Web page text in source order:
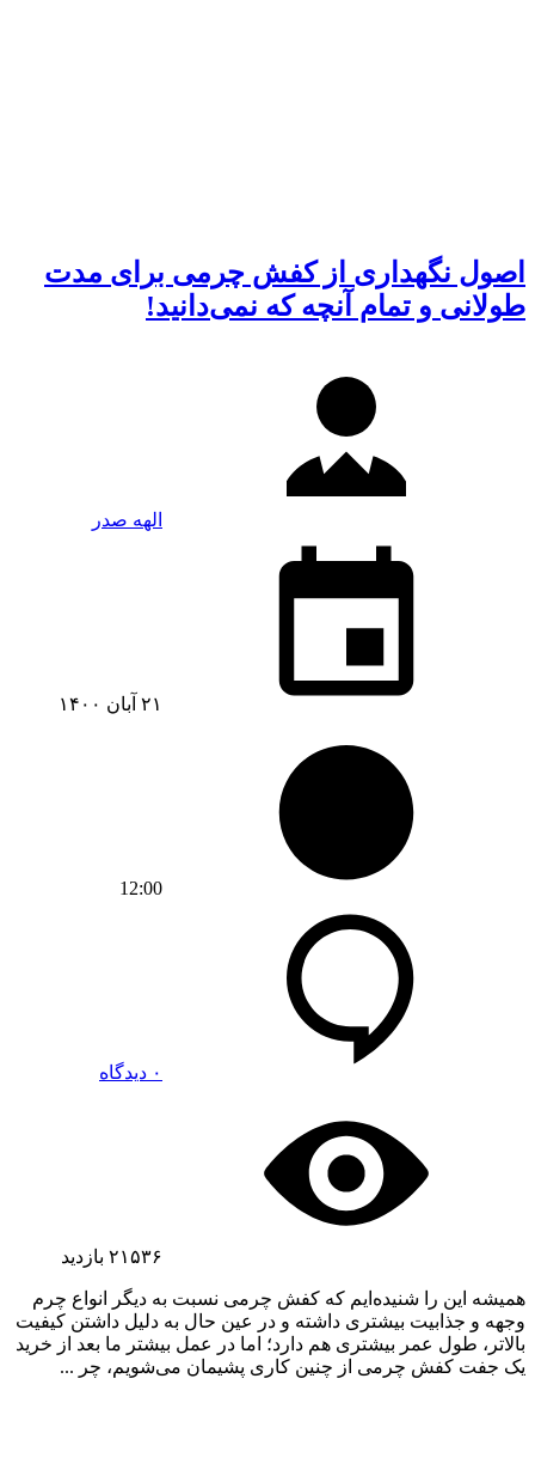
اصول نگهداری از کفش چرمی برای مدت
طولانی و تمام آنچه که نمی‌دانید!
الهه صدر
۲۱ آبان ۱۴۰۰
12:00
۰ دیدگاه
۲۱۵۳۶ بازدید
همیشه این را شنیده‌ایم که کفش‌ چرمی نسبت به دیگر انواع چرم
وجهه و جذابیت بیشتری داشته و در عین حال به دلیل داشتن کیفیت
بالاتر، طول عمر بیشتری هم دارد؛ اما در عمل بیشتر ما بعد از خرید
یک جفت کفش چرمی از چنین کاری پشیمان می‌شویم، چر ...